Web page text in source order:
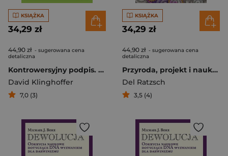
KSIĄŻKA
34,29 zł
44,90 zł - sugerowana cena
detaliczna
Kontrowersyjny podpis. Odpowiedź na krytykę książki Podpis w komórce
David Klinghoffer
7,0 (3)
KSIĄŻKA
34,29 zł
44,90 zł - sugerowana cena
detaliczna
Przyroda, projekt i nauka. Teoria projektu w naukach przyrodniczych
Del Ratzsch
3,5 (4)